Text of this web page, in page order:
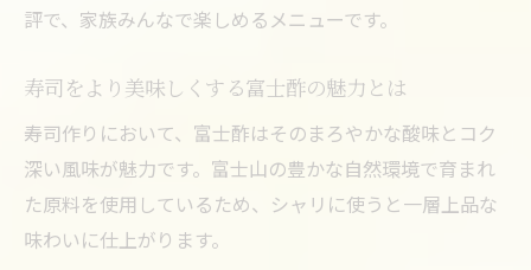
寿司酢配合のアレンジで個性を出すヒント
寿司作りがもっと楽しくなるおすすめアレ
ンジ
寿司に合う地方独自の酢の使い方を紹介
評で、家族みんなで楽しめるメニューです。
寿司をより美味しくする富士酢の魅力とは
寿司作りにおいて、富士酢はそのまろやかな酸味とコク
深い風味が魅力です。富士山の豊かな自然環境で育まれ
た原料を使用しているため、シャリに使うと一層上品な
味わいに仕上がります。